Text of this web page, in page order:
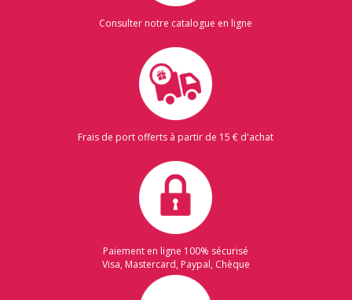
Consulter notre catalogue en ligne
Frais de port offerts à partir de 15 € d'achat
Paiement en ligne 100% sécurisé
Visa, Mastercard, Paypal, Chèque